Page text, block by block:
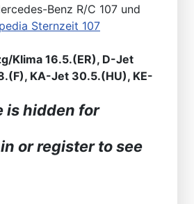
Benz R/C 107 und
Sternzeit 107
Klima 16.5.(ER), D-Jet
KA-Jet 30.5.(HU), KE-
is hidden for
or register to see